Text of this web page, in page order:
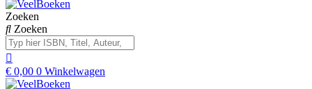
Zoeken
Zoeken
€ 0,00 0 Winkelwagen